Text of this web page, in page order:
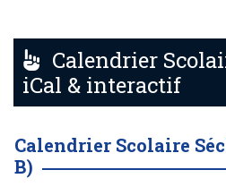
Calendrier
iCal & interactif
Calendrier Scolaire
B)